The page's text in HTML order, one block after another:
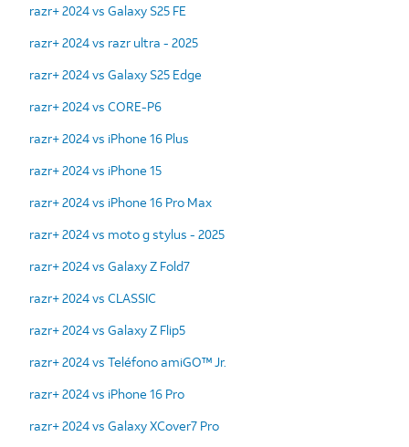
razr+ 2024 vs Galaxy S25 FE
razr+ 2024 vs razr ultra - 2025
razr+ 2024 vs Galaxy S25 Edge
razr+ 2024 vs CORE-P6
razr+ 2024 vs iPhone 16 Plus
razr+ 2024 vs iPhone 15
razr+ 2024 vs iPhone 16 Pro Max
razr+ 2024 vs moto g stylus - 2025
razr+ 2024 vs Galaxy Z Fold7
razr+ 2024 vs CLASSIC
razr+ 2024 vs Galaxy Z Flip5
razr+ 2024 vs Teléfono amiGO™ Jr.
razr+ 2024 vs iPhone 16 Pro
razr+ 2024 vs Galaxy XCover7 Pro